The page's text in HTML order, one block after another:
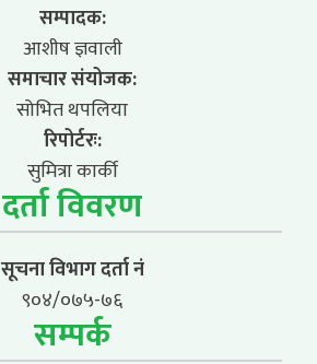
सम्पादक:
आशीष ज्ञवाली
समाचार संयोजक:
सोभित थपलिया
रिपोर्टरः:
सुमित्रा कार्की
दर्ता विवरण
सूचना विभाग दर्ता नं
९०४/०७५-७६
सम्पर्क